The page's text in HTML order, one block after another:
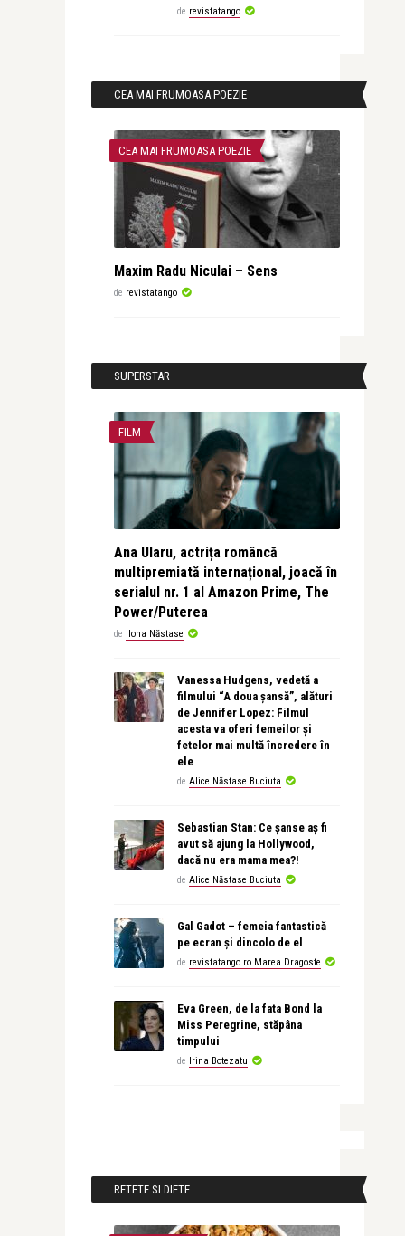
de revistatango
CEA MAI FRUMOASA POEZIE
CEA MAI FRUMOASA POEZIE
Maxim Radu Niculai – Sens
de revistatango
SUPERSTAR
FILM
Ana Ularu, actrița româncă
multipremiată internațional, joacă în
serialul nr. 1 al Amazon Prime, The
Power/Puterea
de Ilona Năstase
Vanessa Hudgens, vedetă a
filmului “A doua șansă”, alături
de Jennifer Lopez: Filmul
acesta va oferi femeilor și
fetelor mai multă încredere în
ele
de Alice Năstase Buciuta
Sebastian Stan: Ce șanse aș fi
avut să ajung la Hollywood,
dacă nu era mama mea?!
de Alice Năstase Buciuta
Gal Gadot – femeia fantastică
pe ecran și dincolo de el
de revistatango.ro Marea Dragoste
Eva Green, de la fata Bond la
Miss Peregrine, stăpâna
timpului
de Irina Botezatu
RETETE SI DIETE